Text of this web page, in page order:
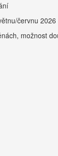
červnu 2026
možnost